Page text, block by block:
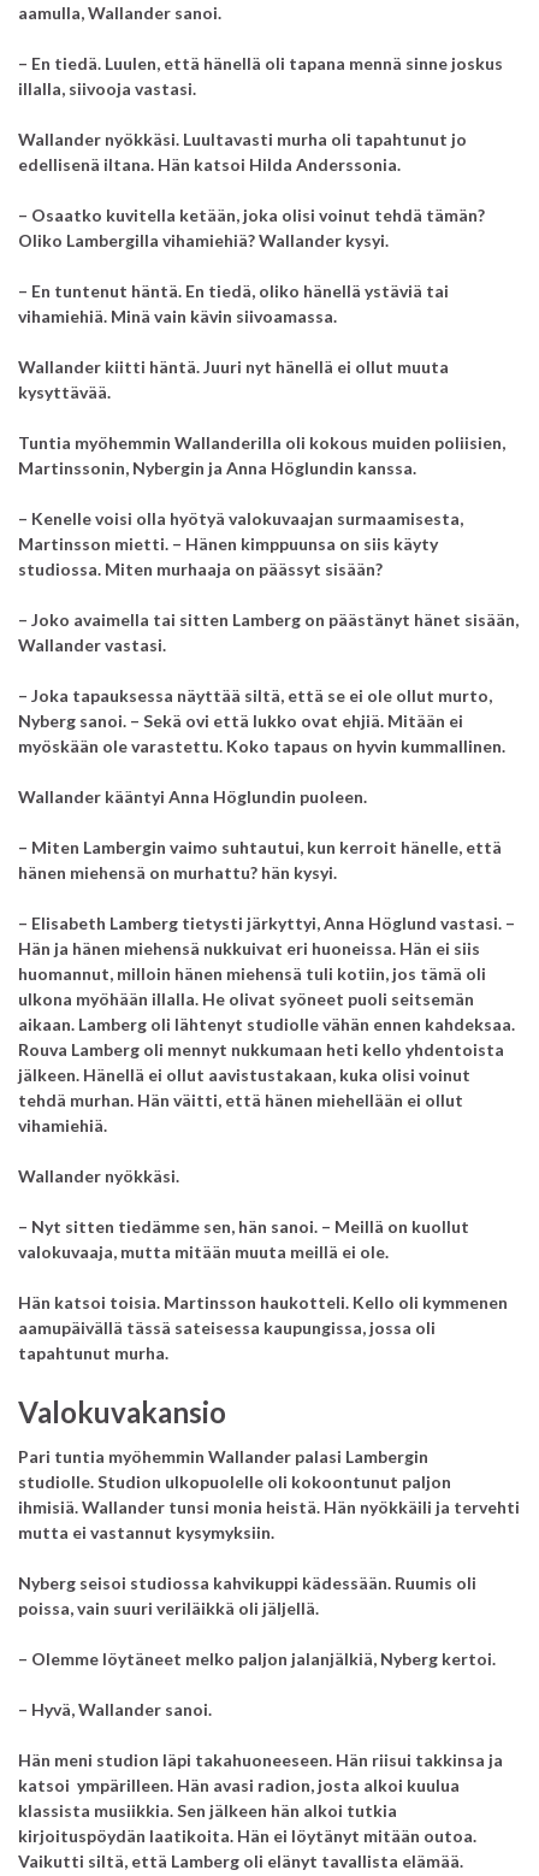
aamulla, Wallander sanoi.
– En tiedä. Luulen, että hänellä oli tapana mennä sinne joskus
illalla, siivooja vastasi.
Wallander nyökkäsi. Luultavasti murha oli tapahtunut jo
edellisenä iltana. Hän katsoi Hilda Anderssonia.
– Osaatko kuvitella ketään, joka olisi voinut tehdä tämän?
Oliko Lambergilla vihamiehiä? Wallander kysyi.
– En tuntenut häntä. En tiedä, oliko hänellä ystäviä tai
vihamiehiä. Minä vain kävin siivoamassa.
Wallander kiitti häntä. Juuri nyt hänellä ei ollut muuta
kysyttävää.
Tuntia myöhemmin Wallanderilla oli kokous muiden poliisien,
Martinssonin, Nybergin ja Anna Höglundin kanssa.
– Kenelle voisi olla hyötyä valokuvaajan surmaamisesta,
Martinsson mietti. – Hänen kimppuunsa on siis käyty
studiossa. Miten murhaaja on päässyt sisään?
– Joko avaimella tai sitten Lamberg on päästänyt hänet sisään,
Wallander vastasi.
– Joka tapauksessa näyttää siltä, että se ei ole ollut murto,
Nyberg sanoi. – Sekä ovi että lukko ovat ehjiä. Mitään ei
myöskään ole varastettu. Koko tapaus on hyvin kummallinen.
Wallander kääntyi Anna Höglundin puoleen.
– Miten Lambergin vaimo suhtautui, kun kerroit hänelle, että
hänen miehensä on murhattu? hän kysyi.
– Elisabeth Lamberg tietysti järkyttyi, Anna Höglund vastasi. –
Hän ja hänen miehensä nukkuivat eri huoneissa. Hän ei siis
huomannut, milloin hänen miehensä tuli kotiin, jos tämä oli
ulkona myöhään illalla. He olivat syöneet puoli seitsemän
aikaan. Lamberg oli lähtenyt studiolle vähän ennen kahdeksaa.
Rouva Lamberg oli mennyt nukkumaan heti kello yhdentoista
jälkeen. Hänellä ei ollut aavistustakaan, kuka olisi voinut
tehdä murhan. Hän väitti, että hänen miehellään ei ollut
vihamiehiä.
Wallander nyökkäsi.
– Nyt sitten tiedämme sen, hän sanoi. – Meillä on kuollut
valokuvaaja, mutta mitään muuta meillä ei ole.
Hän katsoi toisia. Martinsson haukotteli. Kello oli kymmenen
aamupäivällä tässä sateisessa kaupungissa, jossa oli
tapahtunut murha.
Valokuvakansio
Pari tuntia myöhemmin Wallander palasi Lambergin
studiolle.Studion ulkopuolelle oli kokoontunut paljon
ihmisiä.Wallander tunsi monia heistä. Hän nyökkäili ja tervehti
mutta ei vastannut kysymyksiin.
Nyberg seisoi studiossa kahvikuppi kädessään. Ruumis oli
poissa, vain suuri veriläikkä oli jäljellä.
– Olemme löytäneet melko paljon jalanjälkiä, Nyberg kertoi.
– Hyvä, Wallander sanoi.
Hän meni studion läpi takahuoneeseen. Hän riisui takkinsa ja
katsoi ympärilleen. Hän avasi radion, josta alkoi kuulua
klassista musiikkia. Sen jälkeen hän alkoi tutkia
kirjoituspöydän laatikoita. Hän ei löytänyt mitään outoa.
Vaikutti siltä, että Lamberg oli elänyt tavallista elämää.